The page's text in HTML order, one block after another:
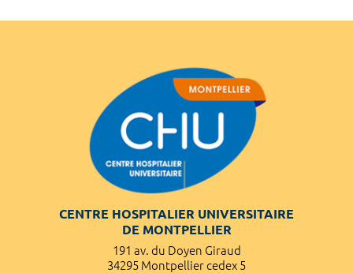
CENTRE HOSPITALIER UNIVERSITAIRE
DE MONTPELLIER
191 av. du Doyen Giraud
34295 Montpellier cedex 5